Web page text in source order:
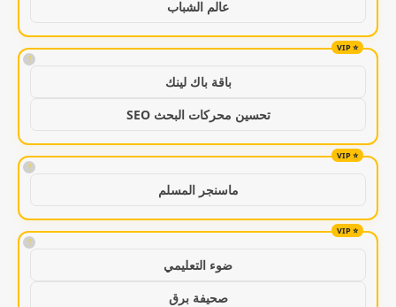
عالم الشباب
!
باقة باك لينك
تحسين محركات البحث SEO
!
ماسنجر المسلم
!
ضوء التعليمي
صحيفة برق